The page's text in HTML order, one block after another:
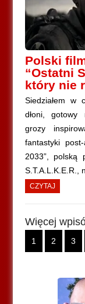
Polski
“Ostatni
który nie
Siedziałem w
dłoni, gotowy
grozy
fantastyki post-
2033”, polską
S.T.A.L.K.E.R.,
CZYTAJ
Więcej
1 2 3